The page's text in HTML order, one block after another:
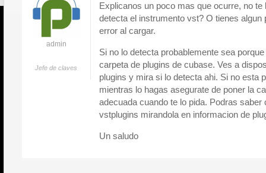
admin
Jefe de claves
Explicanos un poco mas que ocurre, no te
detecta el instrumento vst? O tienes algun
error al cargar.
Si no lo detecta probablemente sea
carpeta de plugins de cubase. Ves a
plugins y mira si lo detecta ahi. Si no esta
mientras lo hagas asegurate de poner la
adecuada cuando te lo pida. Podras saber
vstplugins mirandola en informacion de
Un saludo